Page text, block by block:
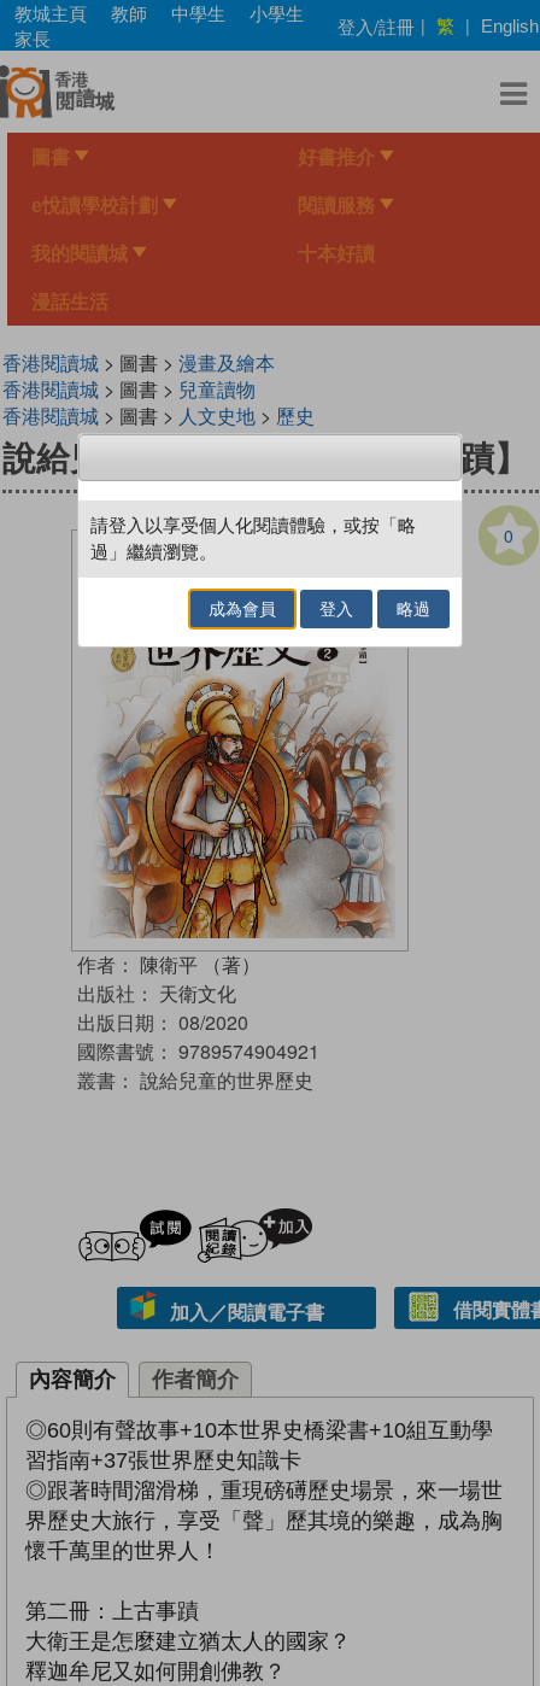
Skip
main
content
教城主頁 教師 中學生
小學生
家長
登入/註冊 | 繁 | English
圖書 好書推介
e悅讀學校計劃 閱讀服務
我的閱讀城 十本好讀
漫話生活
香港閱讀城> 圖書 > 漫畫及繪本
香港閱讀城> 圖書 > 兒童讀物
香港閱讀城> 圖書 > 人文史地> 歷史
說給兒童的世界歷史2【上古事蹟】
0
作者： 陳衛平 （著）
出版社： 天衛文化
出版日期： 08/2020
國際書號： 9789574904921
叢書： 說給兒童的世界歷史
試閲
加入／閱讀電子書 借閱實體
內容簡介 作者簡介
◎60則有聲故事+10本世界史橋梁書+10組互動學
習指南+37張世界歷史知識卡
◎跟著時間溜滑梯，重現磅礡歷史場景，來一場世
界歷史大旅行，享受「聲」歷其境的樂趣，成為胸
懷千萬里的世界人！
第二冊：上古事蹟
大衛王是怎麼建立猶太人的國家？
釋迦牟尼又如何開創佛教？
請登入以享受個人化閱讀體驗，或按「略
過」繼續瀏覽。
成為會員 登入 略過